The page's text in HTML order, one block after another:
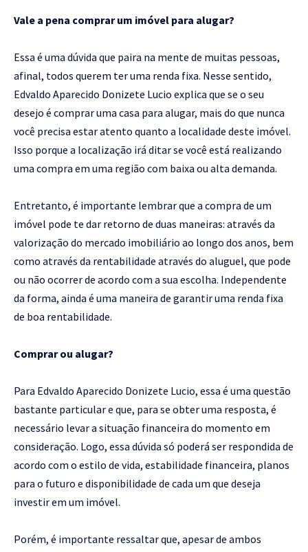
Vale a pena comprar um imóvel para alugar?
Essa é uma dúvida que paira na mente de muitas pessoas,
afinal, todos querem ter uma renda fixa. Nesse sentido,
Edvaldo Aparecido Donizete Lucio explica que se o seu
desejo é comprar uma casa para alugar, mais do que nunca
você precisa estar atento quanto a localidade deste imóvel.
Isso porque a localização irá ditar se você está realizando
uma compra em uma região com baixa ou alta demanda.
Entretanto, é importante lembrar que a compra de um
imóvel pode te dar retorno de duas maneiras: através da
valorização do mercado imobiliário ao longo dos anos, bem
como através da rentabilidade através do aluguel, que pode
ou não ocorrer de acordo com a sua escolha. Independente
da forma, ainda é uma maneira de garantir uma renda fixa
de boa rentabilidade.
Comprar ou alugar?
Para Edvaldo Aparecido Donizete Lucio, essa é uma questão
bastante particular e que, para se obter uma resposta, é
necessário levar a situação financeira do momento em
consideração. Logo, essa dúvida só poderá ser respondida de
acordo com o estilo de vida, estabilidade financeira, planos
para o futuro e disponibilidade de cada um que deseja
investir em um imóvel.
Porém, é importante ressaltar que, apesar de ambos